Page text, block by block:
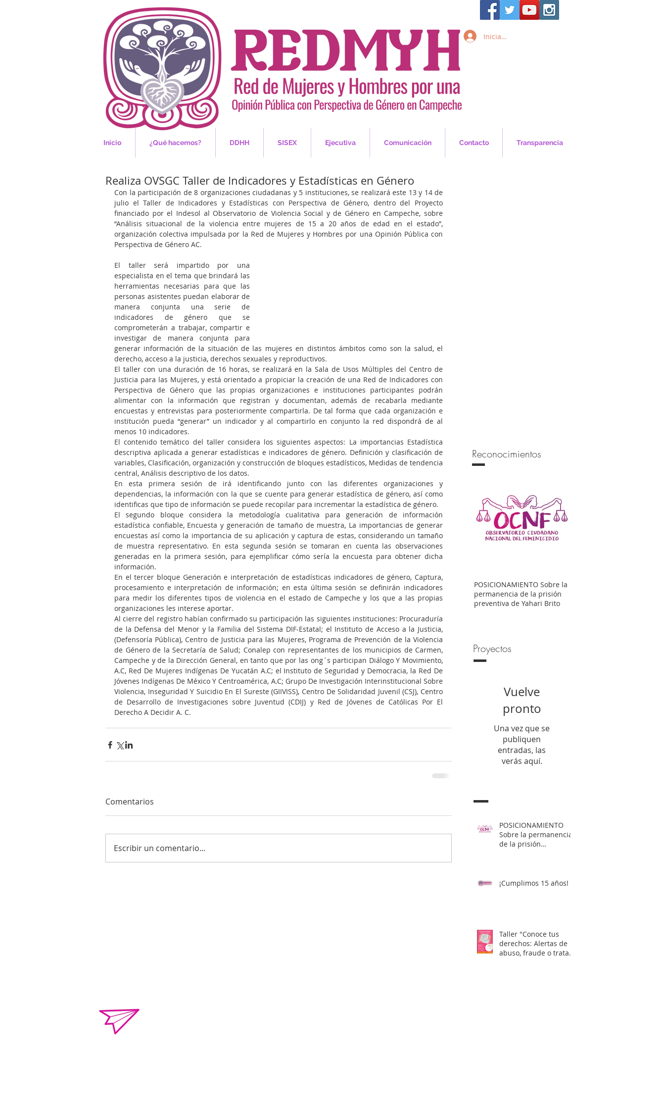
Iniciar sesión
Inicio ¿Qué hacemos? DDHH SISEX Ejecutiva Comunicación Contacto Transparencia
Realiza OVSGC Taller de Indicadores y Estadísticas en Género
Con la participación de 8 organizaciones ciudadanas y 5 instituciones, se realizará este 13 y 14 de
julio el Taller de Indicadores y Estadísticas con Perspectiva de Género, dentro del Proyecto
financiado por el Indesol al Observatorio de Violencia Social y de Género en Campeche, sobre
“Análisis situacional de la violencia entre mujeres de 15 a 20 años de edad en el estado”,
organización colectiva impulsada por la Red de Mujeres y Hombres por una Opinión Pública con
Perspectiva de Género AC.
El taller será impartido por una
especialista en el tema que brindará las
herramientas necesarias para que las
personas asistentes puedan elaborar de
manera conjunta una serie de
indicadores de género que se
comprometerán a trabajar, compartir e
investigar de manera conjunta para
generar información de la situación de las mujeres en distintos ámbitos como son la salud, el
derecho, acceso a la justicia, derechos sexuales y reproductivos.
El taller con una duración de 16 horas, se realizará en la Sala de Usos Múltiples del Centro de
Justicia para las Mujeres, y está orientado a propiciar la creación de una Red de Indicadores con
Perspectiva de Género que las propias organizaciones e instituciones participantes podrán
alimentar con la información que registran y documentan, además de recabarla mediante
encuestas y entrevistas para posteriormente compartirla. De tal forma que cada organización e
institución pueda “generar” un indicador y al compartirlo en conjunto la red dispondrá de al
menos 10 indicadores.
El contenido temático del taller considera los siguientes aspectos: La importancias Estadística
descriptiva aplicada a generar estadísticas e indicadores de género. Definición y clasificación de
variables, Clasificación, organización y construcción de bloques estadísticos, Medidas de tendencia
central, Análisis descriptivo de los datos.
En esta primera sesión de irá identificando junto con las diferentes organizaciones y
dependencias, la información con la que se cuente para generar estadística de género, así como
identificas que tipo de información se puede recopilar para incrementar la estadística de género.
El segundo bloque considera la metodología cualitativa para generación de información
estadística confiable, Encuesta y generación de tamaño de muestra, La importancias de generar
encuestas así como la importancia de su aplicación y captura de estas, considerando un tamaño
de muestra representativo. En esta segunda sesión se tomaran en cuenta las observaciones
generadas en la primera sesión, para ejemplificar cómo sería la encuesta para obtener dicha
información.
En el tercer bloque Generación e interpretación de estadísticas indicadores de género, Captura,
procesamiento e interpretación de información; en esta última sesión se definirán indicadores
para medir los diferentes tipos de violencia en el estado de Campeche y los que a las propias
organizaciones les interese aportar.
Al cierre del registro habían confirmado su participación las siguientes instituciones: Procuraduría
de la Defensa del Menor y la Familia del Sistema DIF-Estatal; el Instituto de Acceso a la Justicia,
(Defensoría Pública), Centro de Justicia para las Mujeres, Programa de Prevención de la Violencia
de Género de la Secretaría de Salud; Conalep con representantes de los municipios de Carmen,
Campeche y de la Dirección General, en tanto que por las ong´s participan Diálogo Y Movimiento,
A.C, Red De Mujeres Indígenas De Yucatán A.C; el Instituto de Seguridad y Democracia, la Red De
Jóvenes Indígenas De México Y Centroamérica, A.C; Grupo De Investigación Interinstitucional Sobre
Violencia, Inseguridad Y Suicidio En El Sureste (GIIVISS), Centro De Solidaridad Juvenil (CSJ), Centro
de Desarrollo de Investigaciones sobre Juventud (CDIJ) y Red de Jóvenes de Católicas Por El
Derecho A Decidir A. C.
Comentarios
Escribir un comentario...
Reconocimientos
POSICIONAMIENTO Sobre la
permanencia de la prisión
preventiva de Yahari Brito
Proyectos
Vuelve
pronto
Una vez que se
publiquen
entradas, las
verás aquí.
POSICIONAMIENTO
Sobre la permanencia
de la prisión
¡Cumplimos 15 años!
Taller "Conoce tus
derechos: Alertas de
abuso, fraude o trata
o.violenciacampeche@gmail.com